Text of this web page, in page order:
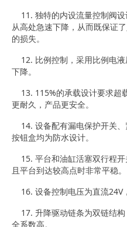
11. 独特的内设流量控制阀
从高处急速下降，从而既保证
的损失。
12. 比例控制，采用比例电
下降。
13. 115%的承载设计要求超
更耐久，产品更安全。
14. 设备配有漏电保护开关、
按钮盒均为防水设计。
15. 平台和油缸活塞双行程开
且平台到达较高点时非常平稳。
16. 设备控制电压为直流24V
17. 升降驱动链条为双链结
全系数高。